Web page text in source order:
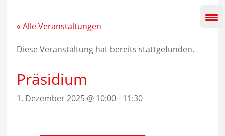
springen« Alle Veranstaltungen
Diese Veranstaltung hat bereits stattgefunden.
Präsidium
1. Dezember 2025 @ 10:00- 11:30